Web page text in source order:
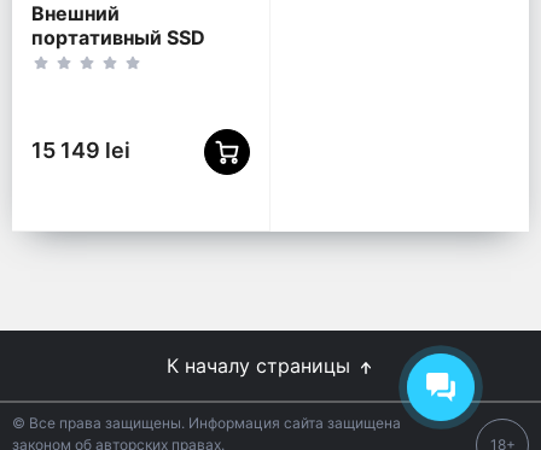
Внешний
портативный SSD
накопитель
15 149 lei
К началу страницы
© Все права защищены. Информация сайта защищена
законом об авторских правах.
18+